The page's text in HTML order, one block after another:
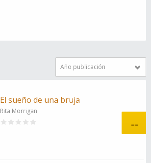
Año publicación
El sueño de una bruja
Rita Morrigan
--